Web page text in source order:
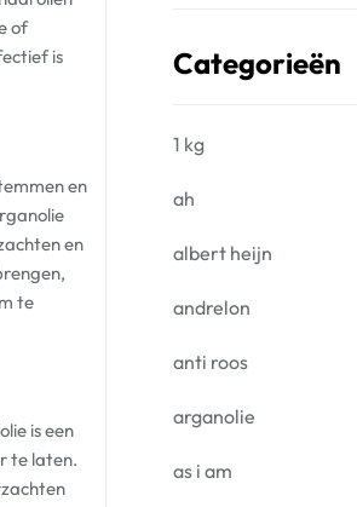
of
is
en
en
te
is een
te laten.
Categorieën
1 kg
ah
albert heijn
andrelon
anti roos
arganolie
as i am